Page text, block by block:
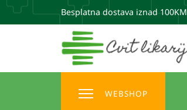
Besplatna dostava iznad 100KM
WEBSHOP